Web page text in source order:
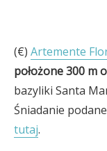
(€) Artemente
położone 300 m
bazyliki Santa
Śniadanie
tutaj.